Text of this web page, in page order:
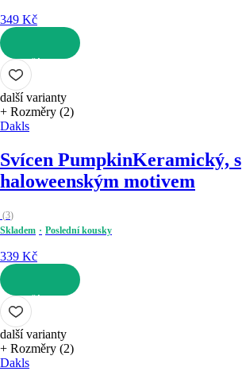
349 Kč
DO KOŠÍKU
další varianty
+ Rozměry (2)
Dakls
Svícen PumpkinKeramický, s
haloweenským motivem
(3)
Skladem
Poslední kousky
339 Kč
DO KOŠÍKU
další varianty
+ Rozměry (2)
Dakls